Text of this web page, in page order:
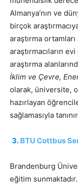
Almanya’nın ve
birçok
araştırma
araştırmacıların
araştırma
İklim ve Çevre,
olarak, üniversite,
hazırlayan
sağlamasıyla
BTU Cottbus
Brandenburg
eğitim